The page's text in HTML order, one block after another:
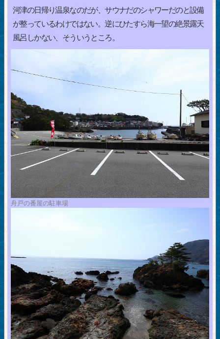
河津の日帰り温泉なのだが、サウナだのシャワーだのと設備
が整っているわけではない。逆にひたすら海一望の絶景露天
風呂しかない、そういうところ。
舟戸の番屋の駐車場